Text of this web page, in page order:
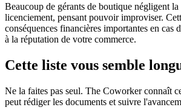
Beaucoup de gérants de boutique négligent
licenciement, pensant pouvoir improviser.
conséquences financières importantes en cas
à la réputation de votre commerce.
Cette liste vous semble
Ne la faites pas seul. The Coworker connaît
peut rédiger les documents et suivre